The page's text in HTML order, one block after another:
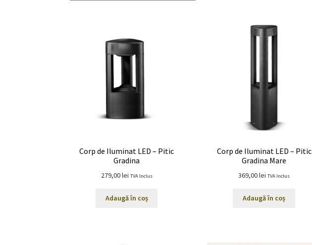
Corp de Iluminat LED – Pitic
Gradina
279,00lei TVA Inclus
Adaugă în coș
Corp de Iluminat LED – Pitic
Gradina Mare
369,00lei TVA Inclus
Adaugă în coș